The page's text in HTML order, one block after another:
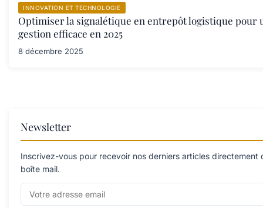
INNOVATION ET TECHNOLOGIE
Optimiser la signalétique en entrepôt logistique pour
gestion efficace en 2025
8 décembre 2025
Newsletter
Inscrivez-vous pour recevoir nos derniers articles directement
boîte mail.